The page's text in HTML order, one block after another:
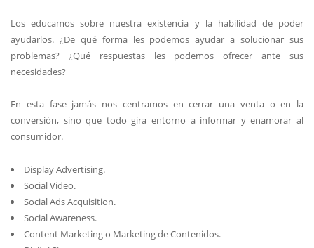
Los educamos sobre nuestra existencia y la habilidad de poder
ayudarlos. ¿De qué forma les podemos ayudar a solucionar sus
problemas? ¿Qué respuestas les podemos ofrecer ante sus
necesidades?
En esta fase jamás nos centramos en cerrar una venta o en la
conversión, sino que todo gira entorno a informar y enamorar al
consumidor.
Display Advertising.
Social Video.
Social Ads Acquisition.
Social Awareness.
Content Marketing o Marketing de Contenidos.